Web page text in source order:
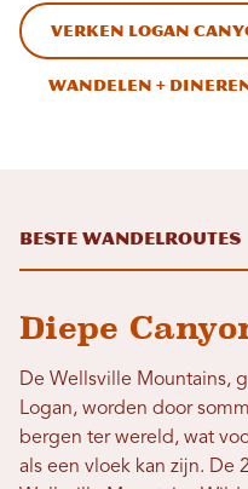
VERKEN LOGAN
Wandelen +
Beste wandelroutes
Diepe
De Wellsville Mountains,
Logan, worden door
bergen ter wereld, wat
als een vloek kan zijn. De